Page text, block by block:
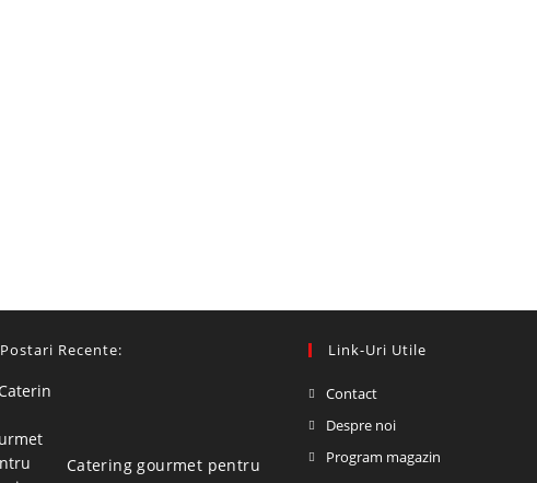
Postari Recente:
Catering gourmet pentru
Link-Uri Utile
Contact
Despre noi
Program magazin